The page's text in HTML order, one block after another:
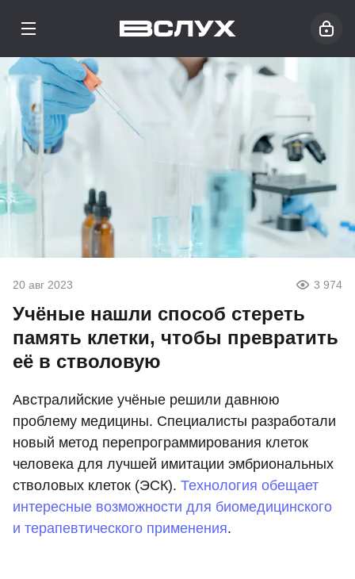
20 авг 2023 3 974
Учёные нашли способ стереть
память клетки, чтобы превратить
её в стволовую
Австралийские учёные решили давнюю
проблему медицины. Специалисты разработали
новый метод перепрограммирования клеток
человека для лучшей имитации эмбриональных
стволовых клеток (ЭСК). Технология обещает
интересные возможности для биомедицинского
и терапевтического применения.